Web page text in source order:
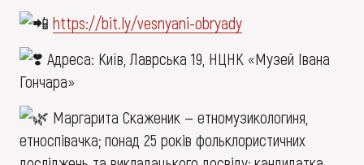
https://bit.ly/vesnyani-obryady
Адреса: Київ, Лаврська 19, НЦНК «Музей Івана
Гончара»
Маргарита Скаженик — етномузикологиня,
етноспівачка; понад 25 років фольклористичних